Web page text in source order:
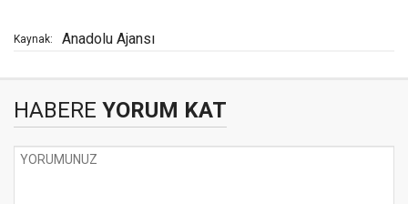
Kaynak: Anadolu Ajansı
HABERE YORUM KAT